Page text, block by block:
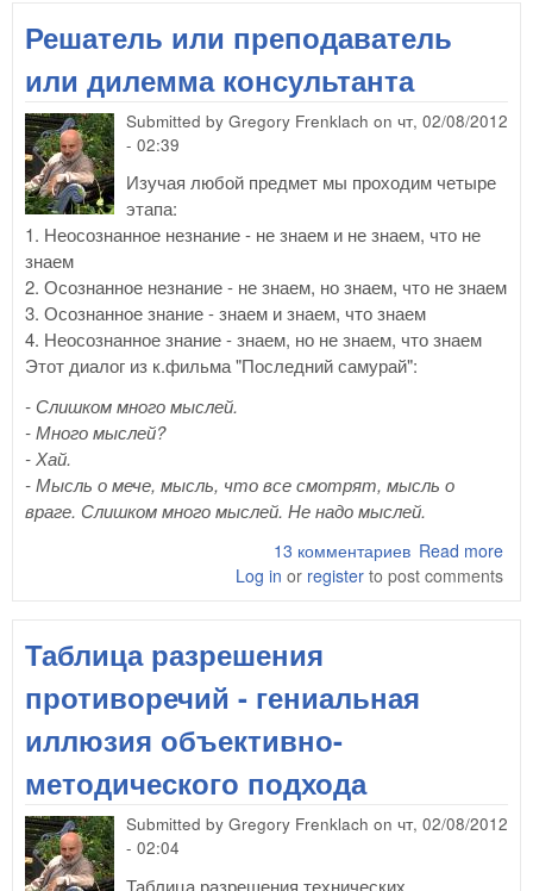
Решатель или преподаватель
или дилемма консультанта
Submitted by Gregory Frenklach on чт, 02/08/2012
- 02:39
Изучая любой предмет мы проходим четыре
этапа:
1. Неосознанное незнание - не знаем и не знаем, что не
знаем
2. Осознанное незнание - не знаем, но знаем, что не знаем
3. Осознанное знание - знаем и знаем, что знаем
4. Неосознанное знание - знаем, но не знаем, что знаем
Этот диалог из к.фильма "Последний самурай":
- Слишком много мыслей.
- Много мыслей?
- Хай.
- Мысль о мече, мысль, что все смотрят, мысль о
враге. Слишком много мыслей. Не надо мыслей.
Read more
13 комментариев
Log in or register to post comments
Таблица разрешения
противоречий - гениальная
иллюзия объективно-
методического подхода
Submitted by Gregory Frenklach on чт, 02/08/2012
- 02:04
Таблица разрешения технических